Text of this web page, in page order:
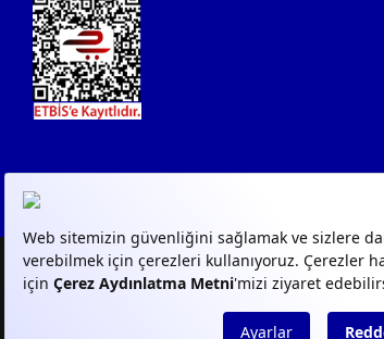
© 2023GPN- Tüm Hakları
Saklıdır
KVKK AYDINLATMA
METİNLERİ